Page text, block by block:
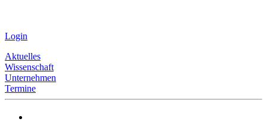
Login
Aktuelles
Wissenschaft
Unternehmen
Termine